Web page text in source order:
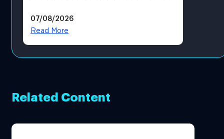
โดยตรง
07/08/2026
Read More
Related Content